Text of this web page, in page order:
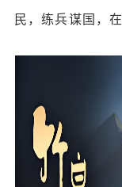
民，练兵谋国，